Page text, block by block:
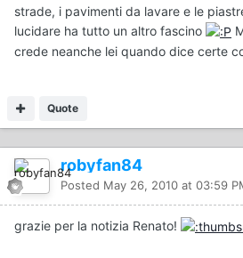
strade, i pavimenti da lavare e le
lucidare ha tutto un altro fascino
crede neanche lei quando dice certe
Quote
robyfan84
Posted May 26, 2010 at 03:59
grazie per la notizia Renato!